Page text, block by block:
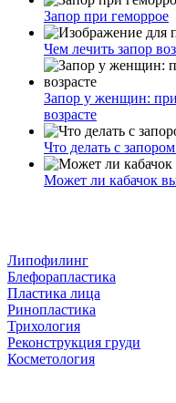
Запор при геморрое
Чем лечить запор
Запор у женщин:
возрасте
Что делать с
Может ли кабачок
Липофилинг
Блефорапластика
Пластика лица
Ринопластика
Трихология
Реконструкция груди
Косметология